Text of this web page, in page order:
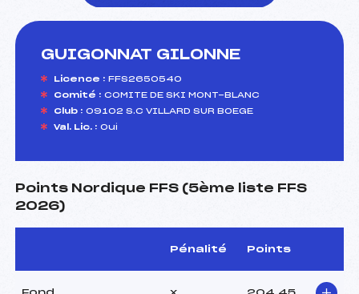
GUIGONNAT GILONNE
Licence : FFS2650540
Comité : COMITE DE SKI MONT-BLANC
Club : 09102 S.C VILLARD SUR BOEGE
Val. Lic. : Oui
Points Nordique FFS (5ème liste FFS
2026)
Pénalité Points
Fond x 204.45